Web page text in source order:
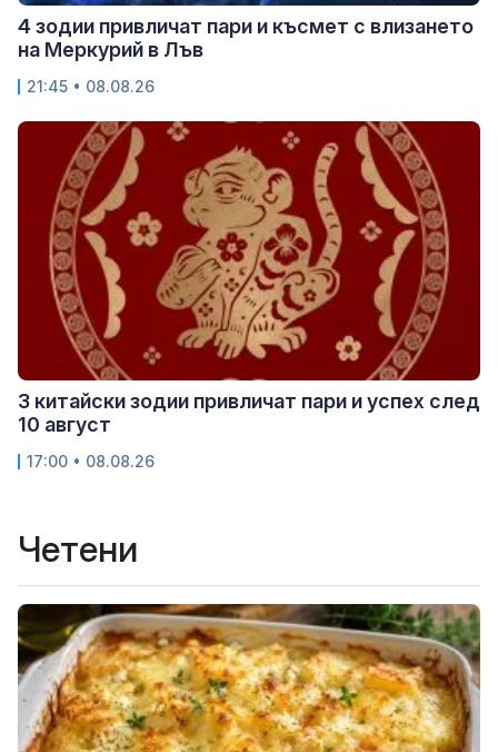
4 зодии привличат пари и късмет с влизането
на Меркурий в Лъв
21:45 • 08.08.26
3 китайски зодии привличат пари и успех след
10 август
17:00 • 08.08.26
Четени